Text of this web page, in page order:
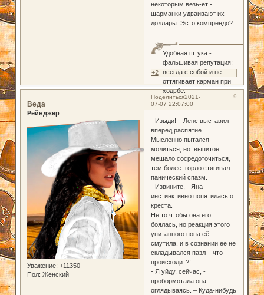
некоторым везь-ет -
шарманки удваивают их
доллары. Эсто компрендо?
Удобная штука -
фальшивая репутация:
всегда с собой и не
оттягивает карман при
ходьбе.
+2
Поделиться 9
2021-
07-07 22:07:00
Веда
Рейнджер
Уважение: +11350
Пол: Женский
- Изыди! – Ленс выставил
вперёд распятие.
Мысленно пытался
молиться, но выпитое
мешало сосредоточиться,
тем более горло стягивал
панический спазм.
- Извините, - Яна
инстинктивно попятилась от
креста.
Не то чтобы она его
боялась, но реакция этого
упитанного попа её
смутила, и в сознании её не
складывался пазл – что
происходит?!
- Я уйду, сейчас, -
пробормотала она
оглядываясь. – Куда-нибудь